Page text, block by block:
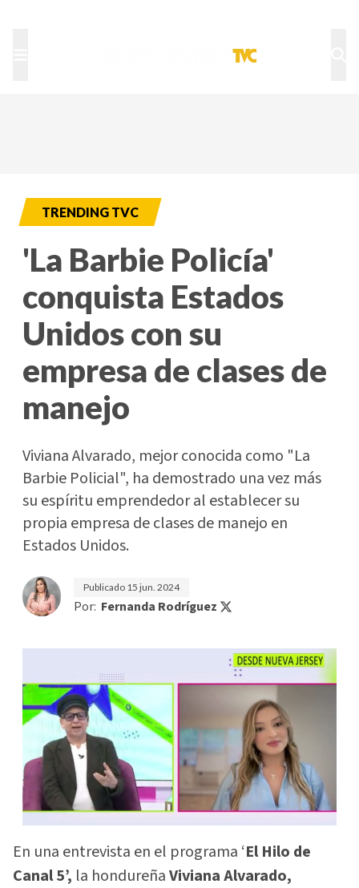
TRENDING TVC
'La Barbie Policía'
conquista Estados
Unidos con su
empresa de clases de
manejo
Viviana Alvarado, mejor conocida como "La
Barbie Policial", ha demostrado una vez más
su espíritu emprendedor al establecer su
propia empresa de clases de manejo en
Estados Unidos.
Publicado 15 jun. 2024
Por: Fernanda Rodríguez
En una entrevista en el programa ‘El Hilo de
Canal 5’, la hondureñaViviana Alvarado,